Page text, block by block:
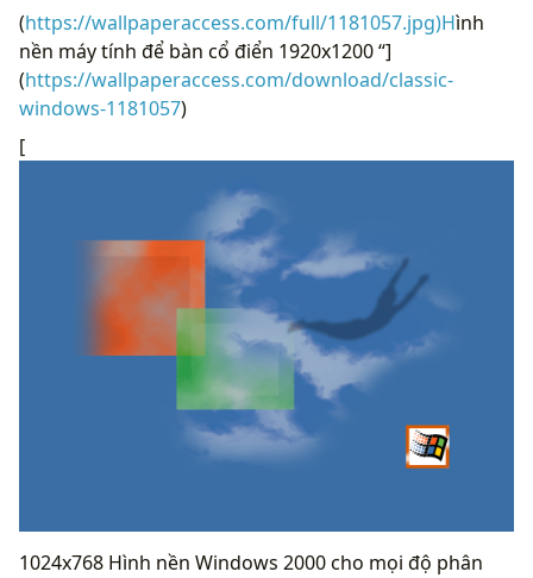
(https://wallpaperaccess.com/full/1181057.jpg)Hình
nền máy tính để bàn cổ điển 1920x1200 “]
(https://wallpaperaccess.com/download/classic-
windows-1181057)
[
1024x768 Hình nền Windows 2000 cho mọi độ phân